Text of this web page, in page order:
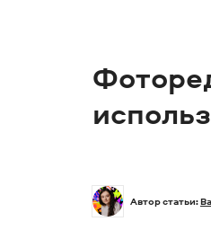
Автор статьи: